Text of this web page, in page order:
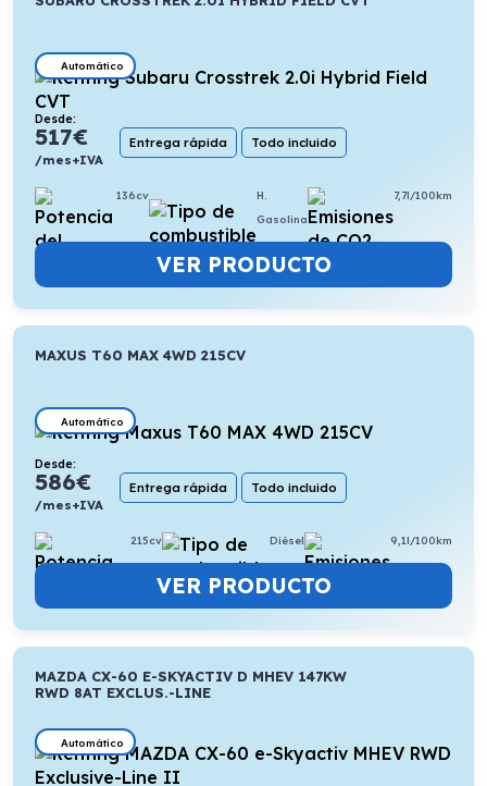
Automático
Desde:
517€
/mes+IVA
Entrega rápida Todo incluido
136cv
H.
Gasolina
7,7l/100km
VER PRODUCTO
MAXUS T60 MAX 4WD 215CV
Automático
Desde:
586€
/mes+IVA
Entrega rápida Todo incluido
215cv Diésel 9,1l/100km
VER PRODUCTO
MAZDA CX-60 E-SKYACTIV D MHEV 147KW
RWD 8AT EXCLUS.-LINE
Automático